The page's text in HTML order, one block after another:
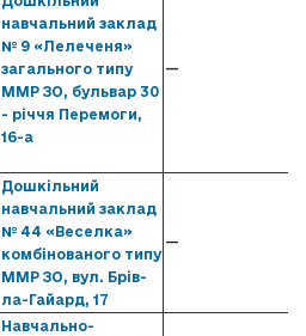
навчальний заклад
№ 9 «Лелеченя»
загального типу
ММР ЗО, бульвар 30
- річчя Перемоги,
16-а
—
Дошкільний
навчальний заклад
№ 44 «Веселка»
комбінованого типу
ММР ЗО, вул. Брів-
ла-Гайард, 17
—
Навчально-